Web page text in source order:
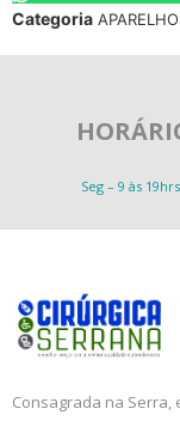
Categoria
Seg – 9 às
Consagrada na Serra,